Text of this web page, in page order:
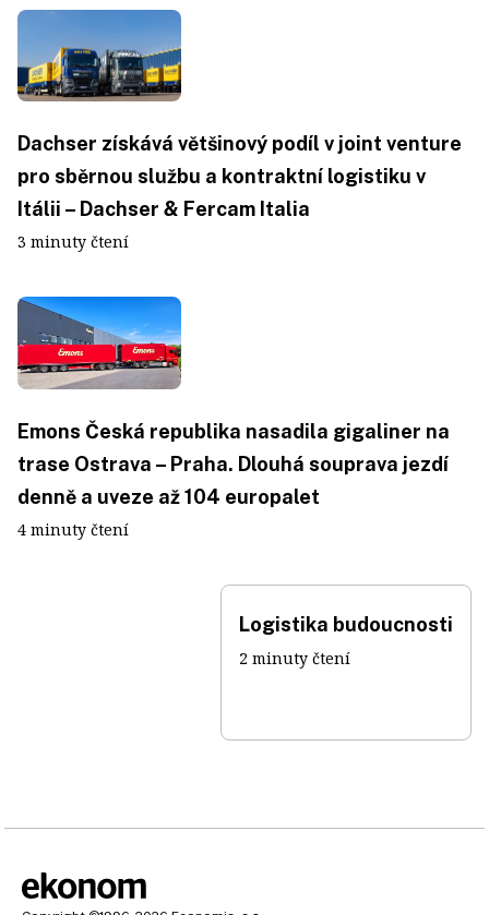
Dachser získává většinový podíl v joint venture
pro sběrnou službu a kontraktní logistiku v
Itálii – Dachser & Fercam Italia
3 minuty čtení
Emons Česká republika nasadila gigaliner na
trase Ostrava – Praha. Dlouhá souprava jezdí
denně a uveze až 104 europalet
4 minuty čtení
Logistika budoucnosti
2 minuty čtení